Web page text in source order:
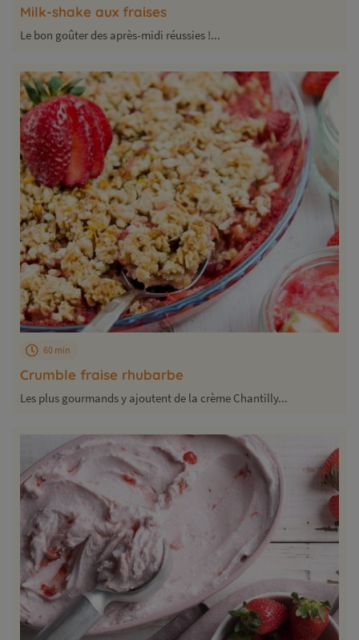
Milk-shake aux fraises
Le bon goûter des après-midi réussies !...
Crumble fraise rhubarbe
60 min
Les plus gourmands y ajoutent de la crème Chantilly...